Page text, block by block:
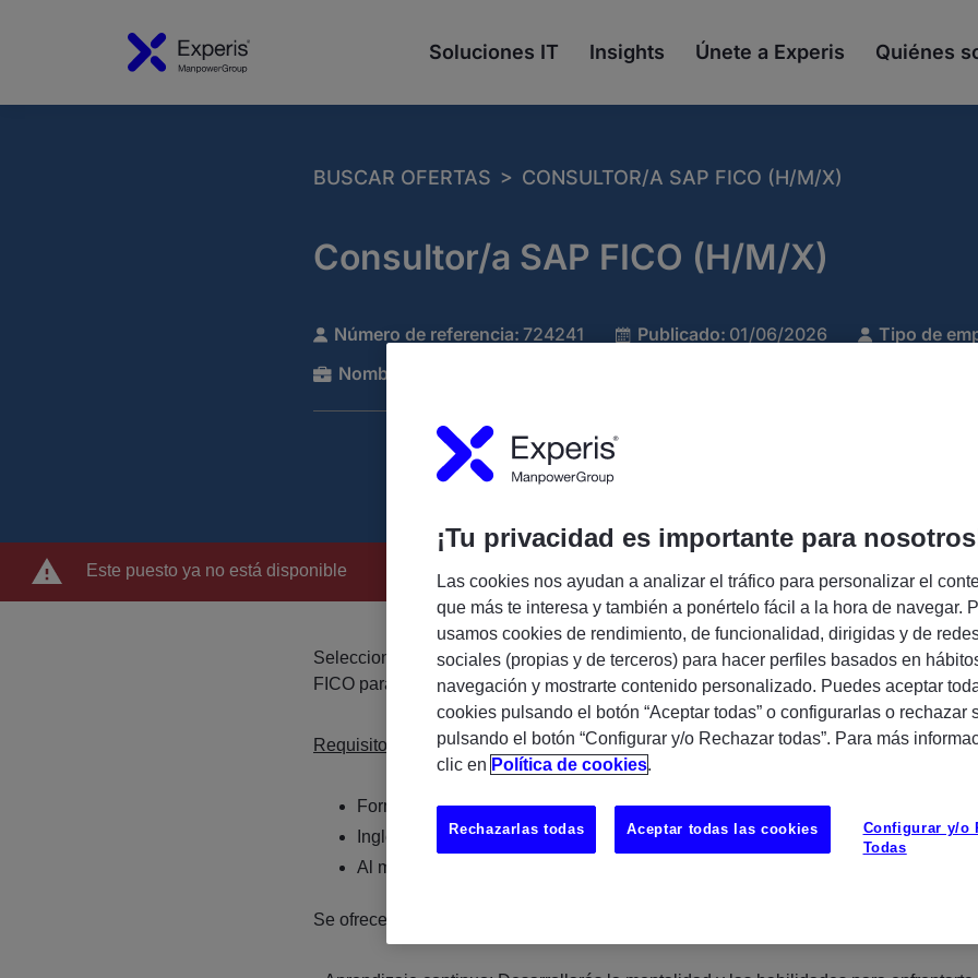
Soluciones IT Insights Únete a Experis Quiénes
BUSCAR OFERTAS > CONSULTOR/A SAP FICO (H/M/X)
Consultor/a SAP FICO (H/M/X)
Número de referencia: 724241 Publicado: 01/06/2026 Tipo de
Nombre de la compañía:
Este puesto ya no está disponible
Seleccionamos consultores SAP
FICO para incorporación directa en plantilla de cliente.
Requisitos:
Formación: Ingeniería o similar o FPII.
Inglés: B2 mínimo
Al menos 5 años de experiencia como consultor/a de SAP.
Se ofrece:
¡Tu privacidad es importante para
Las cookies nos ayudan a analizar el tráfico para personalizar el
que más te interesa y también a ponértelo fácil a la hora de navegar.
usamos cookies de rendimiento, de funcionalidad, dirigidas y de
sociales (propias y de terceros) para hacer perfiles basados en
navegación y mostrarte contenido personalizado. Puedes aceptar
cookies pulsando el botón “Aceptar todas” o configurarlas o rechazar
pulsando el botón “Configurar y/o Rechazar todas”. Para más
clic en Política de cookies.
Configurar y/o
Todas
Rechazarlas todas Aceptar todas las cookies